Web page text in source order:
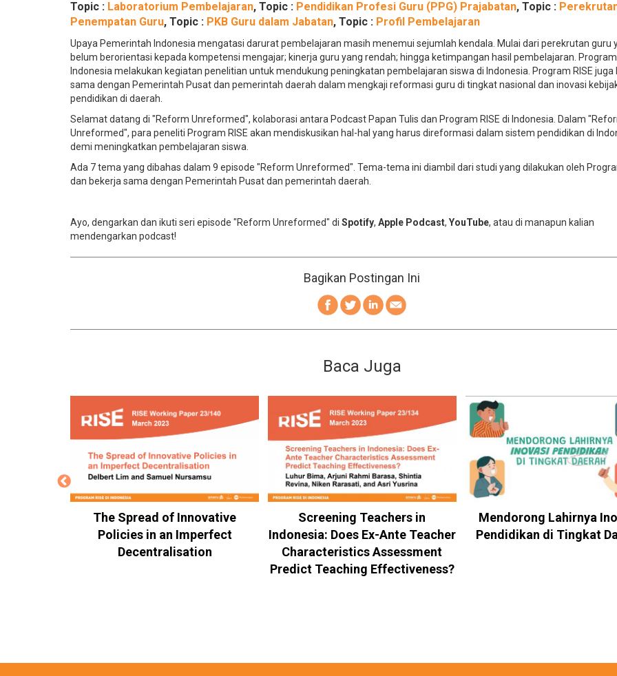
Topic : Laboratorium Pembelajaran, Topic : Pendidikan Profesi Guru (PPG) Prajabatan, Topic :
Penempatan Guru, Topic : PKB Guru dalam Jabatan, Topic : Profil Pembelajaran
Upaya Pemerintah Indonesia mengatasi darurat pembelajaran masih menemui sejumlah kendala. Mulai dari perekrutan guru
belum berorientasi kepada kompetensi mengajar; kinerja guru yang rendah; hingga ketimpangan hasil pembelajaran. Program
Indonesia melakukan kegiatan penelitian untuk mendukung peningkatan pembelajaran siswa di Indonesia. Program RISE juga
sama dengan Pemerintah Pusat dan pemerintah daerah dalam mengkaji reformasi guru di tingkat nasional dan inovasi
pendidikan di daerah.
Selamat datang di "Reform Unreformed", kolaborasi antara Podcast Papan Tulis dan Program RISE di Indonesia. Dalam
Unreformed", para peneliti Program RISE akan mendiskusikan hal-hal yang harus direformasi dalam sistem pendidikan di
demi meningkatkan pembelajaran siswa.
Ada 7 tema yang dibahas dalam 9 episode "Reform Unreformed". Tema-tema ini diambil dari studi yang dilakukan oleh
dan bekerja sama dengan Pemerintah Pusat dan pemerintah daerah.
Ayo, dengarkan dan ikuti seri episode "Reform Unreformed" di Spotify, Apple Podcast, YouTube, atau di manapun kalian
mendengarkan podcast!
Bagikan Postingan Ini
Baca Juga
The Spread of Innovative
Policies in an Imperfect
Decentralisation
Screening Teachers in
Indonesia: Does Ex-Ante Teacher
Characteristics Assessment
Predict Teaching Effectiveness?
Mendorong Lahirnya
Pendidikan di Tingkat